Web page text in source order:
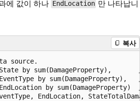
에 값이 하나 EndLocation 만 나타납니
복사
source.
by sum(DamageProperty),
by sum(DamageProperty),
by sum(DamageProperty)